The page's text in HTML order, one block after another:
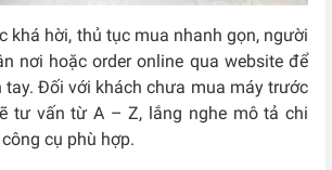
khá hời, thủ tục mua nhanh gọn, người
nơi hoặc order online qua website để
Đối với khách chưa mua máy trước
tư vấn từ A – Z, lắng nghe mô tả chi
cụ phù hợp.